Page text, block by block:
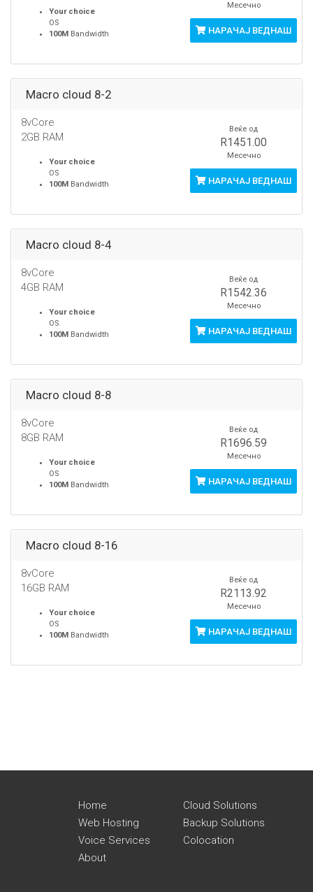
Your choice
OS
100M Bandwidth
Месечно
НАРАЧАЈ ВЕДНАШ
Macro cloud 8-2
8vCore
2GB RAM
Your choice
OS
100M Bandwidth
Веќе од
R1451.00
Месечно
НАРАЧАЈ ВЕДНАШ
Macro cloud 8-4
8vCore
4GB RAM
Your choice
OS
100M Bandwidth
Веќе од
R1542.36
Месечно
НАРАЧАЈ ВЕДНАШ
Macro cloud 8-8
8vCore
8GB RAM
Your choice
OS
100M Bandwidth
Веќе од
R1696.59
Месечно
НАРАЧАЈ ВЕДНАШ
Macro cloud 8-16
8vCore
16GB RAM
Your choice
OS
100M Bandwidth
Веќе од
R2113.92
Месечно
НАРАЧАЈ ВЕДНАШ
Home
Cloud Solutions
Web Hosting
Backup Solutions
Voice Services
Colocation
About